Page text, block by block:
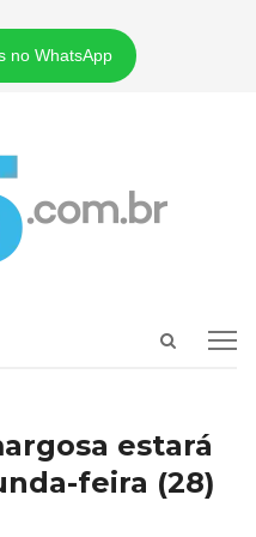
no WhatsApp
Open
estará
feira (28)